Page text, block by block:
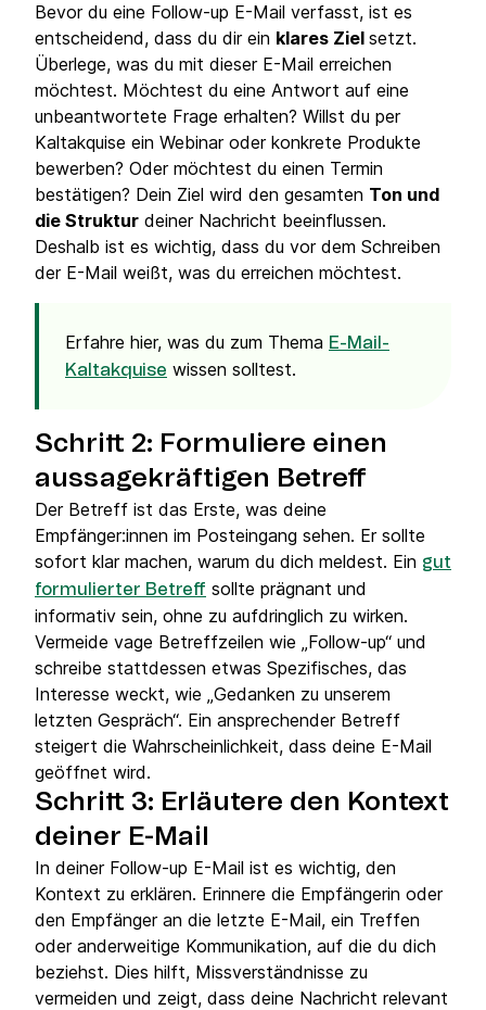
Bevor du eine Follow-up E-Mail verfasst, ist es
entscheidend, dass du dir ein klares Ziel setzt.
Überlege, was du mit dieser E-Mail erreichen
möchtest. Möchtest du eine Antwort auf eine
unbeantwortete Frage erhalten? Willst du per
Kaltakquise ein Webinar oder konkrete Produkte
bewerben? Oder möchtest du einen Termin
bestätigen? Dein Ziel wird den gesamten Ton und
die Struktur deiner Nachricht beeinflussen.
Deshalb ist es wichtig, dass du vor dem Schreiben
der E-Mail weißt, was du erreichen möchtest.
Erfahre hier, was du zum Thema E-Mail-
Kaltakquise wissen solltest.
Schritt 2: Formuliere einen
aussagekräftigen Betreff
Der Betreff ist das Erste, was deine
Empfänger:innen im Posteingang sehen. Er sollte
sofort klar machen, warum du dich meldest. Ein gut
formulierter Betreff sollte prägnant und
informativ sein, ohne zu aufdringlich zu wirken.
Vermeide vage Betreffzeilen wie „Follow-up“ und
schreibe stattdessen etwas Spezifisches, das
Interesse weckt, wie „Gedanken zu unserem
letzten Gespräch“. Ein ansprechender Betreff
steigert die Wahrscheinlichkeit, dass deine E-Mail
geöffnet wird.
Schritt 3: Erläutere den Kontext
deiner E-Mail
In deiner Follow-up E-Mail ist es wichtig, den
Kontext zu erklären. Erinnere die Empfängerin oder
den Empfänger an die letzte E-Mail, ein Treffen
oder anderweitige Kommunikation, auf die du dich
beziehst. Dies hilft, Missverständnisse zu
vermeiden und zeigt, dass deine Nachricht relevant